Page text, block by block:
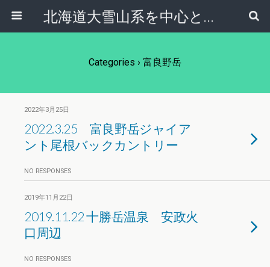
北海道大雪山系を中心とした登山・自然ガイド｜大雪山倶楽部ブログ
Categories › 富良野岳
2022年3月25日
2022.3.25 富良野岳ジャイア
ント尾根バックカントリー
NO RESPONSES
2019年11月22日
2019.11.22 十勝岳温泉 安政火
口周辺
NO RESPONSES